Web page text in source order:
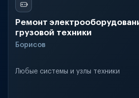
Ремонт
грузовой техники
Борисов
Любые системы и узлы техники